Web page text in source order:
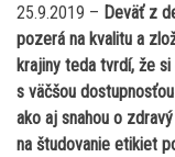
25.9.2019 – Deväť z
pozerá na kvalitu a
krajiny teda tvrdí, že
s väčšou
ako aj snahou o
na študovanie etikiet